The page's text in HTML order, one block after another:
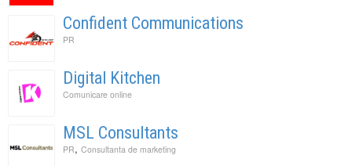
Confident Communications
PR
Digital Kitchen
Comunicare online
MSL Consultants
PR, Consultanta de marketing